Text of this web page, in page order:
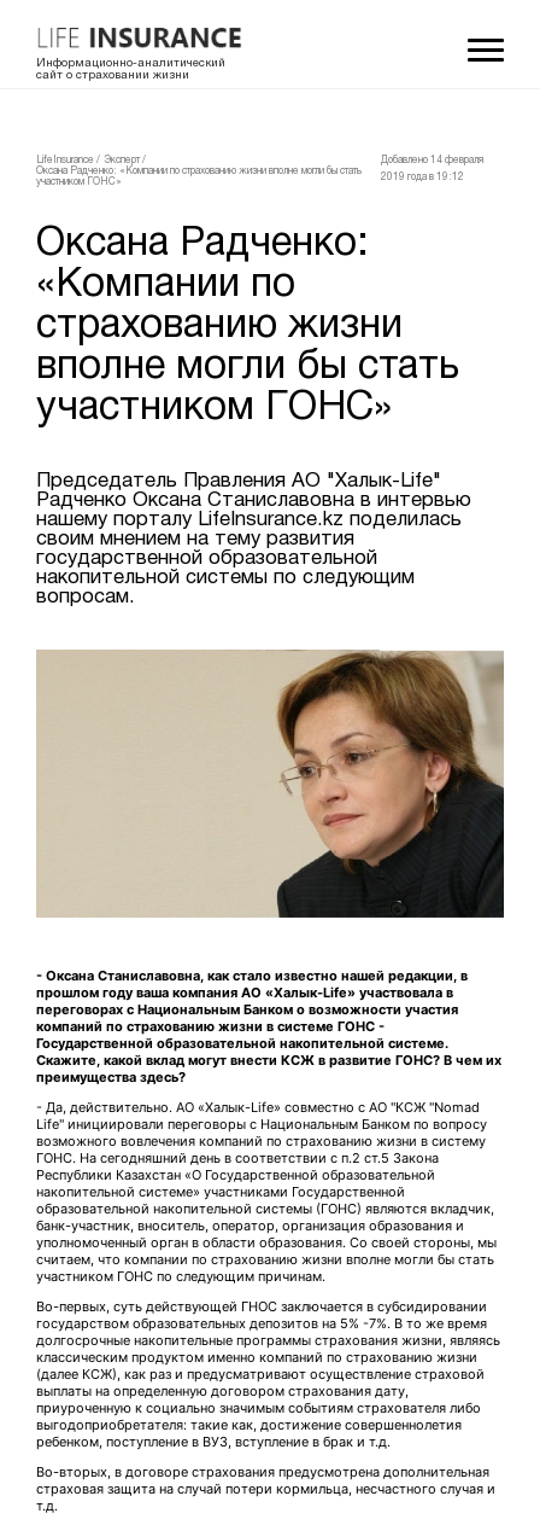
Информационно-аналитический
сайт о страховании жизни
LifeInsurance / Эксперт/
Оксана Радченко: «Компании по страхованию жизни вполне могли бы стать
участником ГОНС»
Добавлено 14 февраля
2019 года в 19:12
Оксана Радченко:
«Компании по
страхованию жизни
вполне могли бы стать
участником ГОНС»
Председатель Правления АО "Халык-Life"
Радченко Оксана Станиславовна в интервью
нашему порталу LifeInsurance.kz поделилась
своим мнением на тему развития
государственной образовательной
накопительной системы по следующим
вопросам.
- Оксана Станиславовна, как стало известно нашей редакции, в
прошлом году ваша компания АО «Халык-Life» участвовала в
переговорах с Национальным Банком о возможности участия
компаний по страхованию жизни в системе ГОНС -
Государственной образовательной накопительной системе.
Скажите, какой вклад могут внести КСЖ в развитие ГОНС? В чем их
преимущества здесь?
- Да, действительно. АО «Халык-Life» совместно с АО "КСЖ "Nomad
Life" инициировали переговоры с Национальным Банком по вопросу
возможного вовлечения компаний по страхованию жизни в систему
ГОНС. На сегодняшний день в соответствии с п.2 ст.5 Закона
Республики Казахстан «О Государственной образовательной
накопительной системе» участниками Государственной
образовательной накопительной системы (ГОНС) являются вкладчик,
банк-участник, вноситель, оператор, организация образования и
уполномоченный орган в области образования. Со своей стороны, мы
считаем, что компании по страхованию жизни вполне могли бы стать
участником ГОНС по следующим причинам.
Во-первых, суть действующей ГНОС заключается в субсидировании
государством образовательных депозитов на 5% -7%. В то же время
долгосрочные накопительные программы страхования жизни, являясь
классическим продуктом именно компаний по страхованию жизни
(далее КСЖ), как раз и предусматривают осуществление страховой
выплаты на определенную договором страхования дату,
приуроченную к социально значимым событиям страхователя либо
выгодоприобретателя: такие как, достижение совершеннолетия
ребенком, поступление в ВУЗ, вступление в брак и т.д.
Во-вторых, в договоре страхования предусмотрена дополнительная
страховая защита на случай потери кормильца, несчастного случая и
т.д.